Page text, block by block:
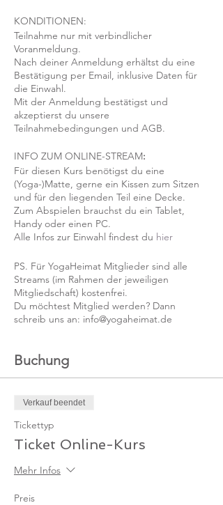
KONDITIONEN:
Teilnahme nur mit verbindlicher
Voranmeldung.
Nach deiner Anmeldung erhältst du eine
Bestätigung per Email, inklusive Daten für
die Einwahl.
Mit der Anmeldung bestätigst und
akzeptierst du unsere
Teilnahmebedingungen und AGB.
INFO ZUM ONLINE-STREAM:
Für diesen Kurs benötigst du eine
(Yoga-)Matte, gerne ein Kissen zum Sitzen
und für den liegenden Teil eine Decke.
Zum Abspielen brauchst du ein Tablet,
Handy oder einen PC.
Alle Infos zur Einwahl findest du hier
PS. Für YogaHeimat Mitglieder sind alle
Streams (im Rahmen der jeweiligen
Mitgliedschaft) kostenfrei.
Du möchtest Mitglied werden? Dann
schreib uns an: info@yogaheimat.de
Buchung
Verkauf beendet
Tickettyp
Ticket Online-Kurs
Mehr Infos
Preis